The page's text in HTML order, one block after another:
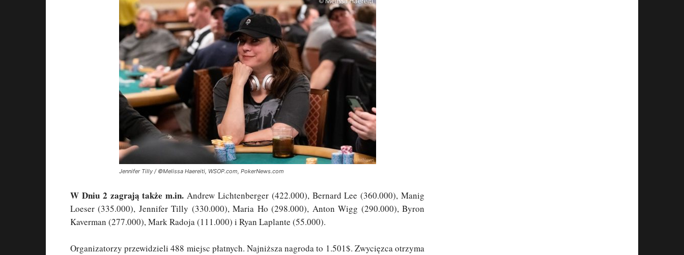
Jennifer Tilly / ©Melissa Haereiti, WSOP.com, PokerNews.com
W Dniu 2 zagrają także m.in. Andrew Lichtenberger (422.000), Bernard Lee (360.000), Manig
Loeser (335.000), Jennifer Tilly (330.000), Maria Ho (298.000), Anton Wigg (290.000), Byron
Kaverman (277.000), Mark Radoja (111.000) i Ryan Laplante (55.000).
Organizatorzy przewidzieli 488 miejsc płatnych. Najniższa nagroda to 1.501$. Zwycięzca otrzyma